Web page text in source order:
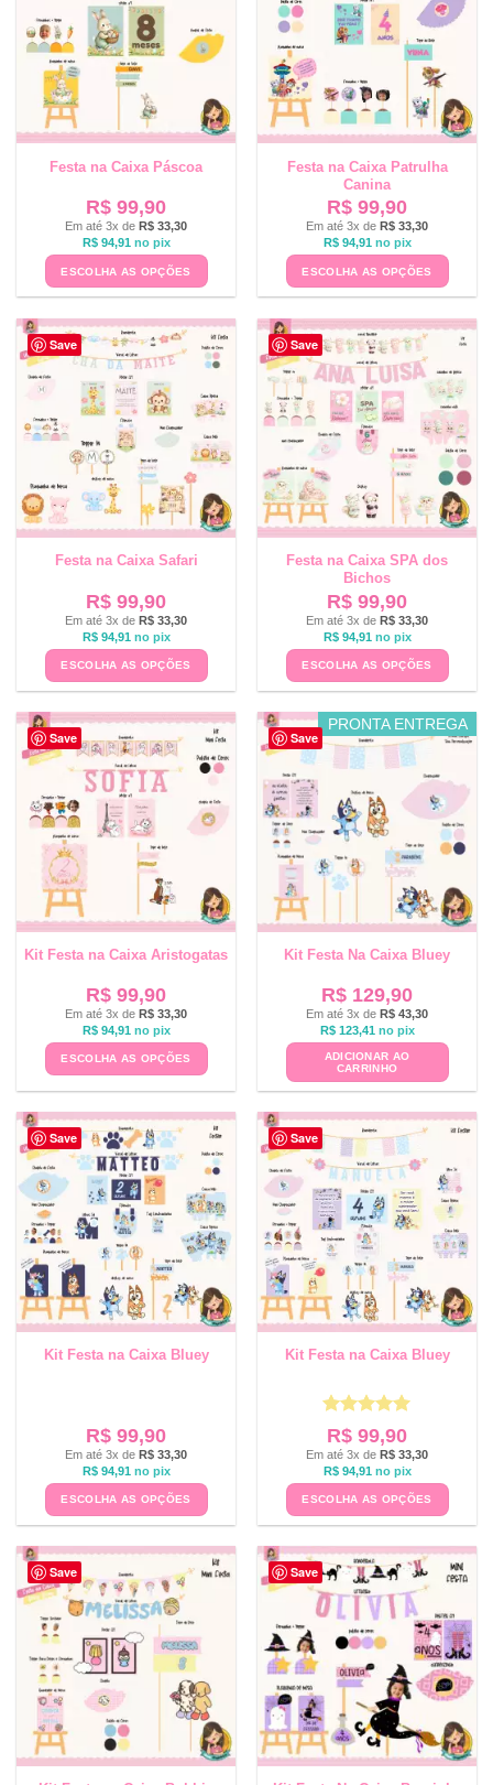
Festa na Caixa Páscoa
R$ 99,90
Em até 3x de R$ 33,30
R$94,91 no pix
ESCOLHA AS OPÇÕES
Festa na Caixa Patrulha
Canina
R$ 99,90
Em até 3x de R$ 33,30
R$94,91 no pix
ESCOLHA AS OPÇÕES
Save
Festa na Caixa Safari
R$ 99,90
Em até 3x de R$ 33,30
R$94,91 no pix
ESCOLHA AS OPÇÕES
Save
Festa na Caixa SPA dos
Bichos
R$ 99,90
Em até 3x de R$ 33,30
R$94,91 no pix
ESCOLHA AS OPÇÕES
Save
Kit Festa na Caixa Aristogatas
R$ 99,90
Em até 3x de R$ 33,30
R$94,91 no pix
ESCOLHA AS OPÇÕES
Save
PRONTA ENTREGA
Kit Festa Na Caixa Bluey
R$ 129,90
Em até 3x de R$ 43,30
R$123,41 no pix
ADICIONAR AO
CARRINHO
Save
Kit Festa na Caixa Bluey
R$ 99,90
Em até 3x de R$ 33,30
R$94,91 no pix
ESCOLHA AS OPÇÕES
Save
Kit Festa na Caixa Bluey
Avaliação5
de 5
R$ 99,90
Em até 3x de R$ 33,30
R$94,91 no pix
ESCOLHA AS OPÇÕES
Save Save